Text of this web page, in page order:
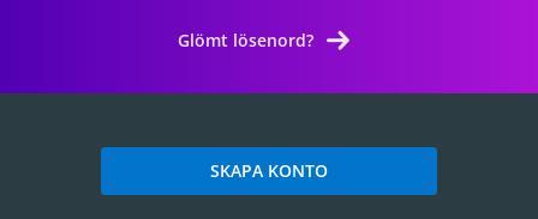
Glömt lösenord?
SKAPA KONTO